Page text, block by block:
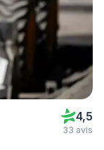
4,5
33 avis